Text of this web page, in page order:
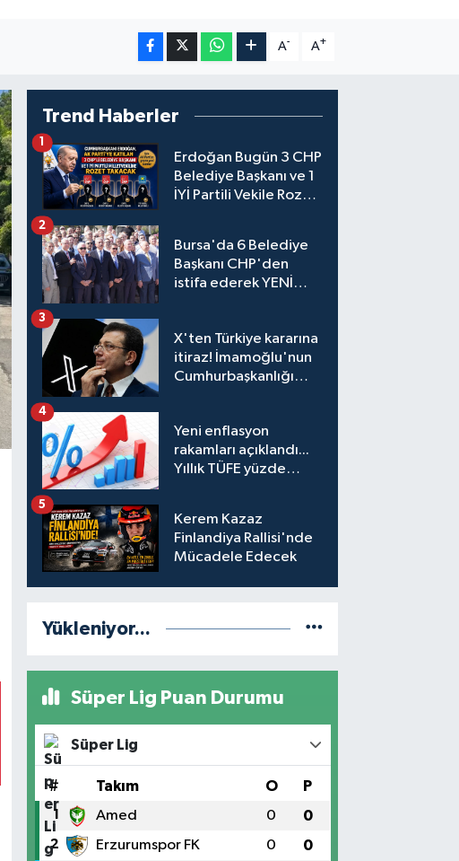
A- A+
Trend Haberler
Erdoğan Bugün 3 CHP
Belediye Başkanı ve 1
İYİ Partili Vekile Rozet
1
Bursa'da 6 Belediye
Başkanı CHP'den
istifa ederek YENİ
2
X'ten Türkiye kararına
itiraz! İmamoğlu'nun
Cumhurbaşkanlığı
engeli mahkemeye
taşındı
3
Yeni enflasyon
rakamları açıklandı...
Yıllık TÜFE yüzde
4
Kerem Kazaz
Finlandiya Rallisi'nde
Mücadele Edecek
5
Yükleniyor...
Süper Lig Puan Durumu
Süper Lig
# Takım O P
1 Amed 0 0
2 Erzurumspor FK 0 0